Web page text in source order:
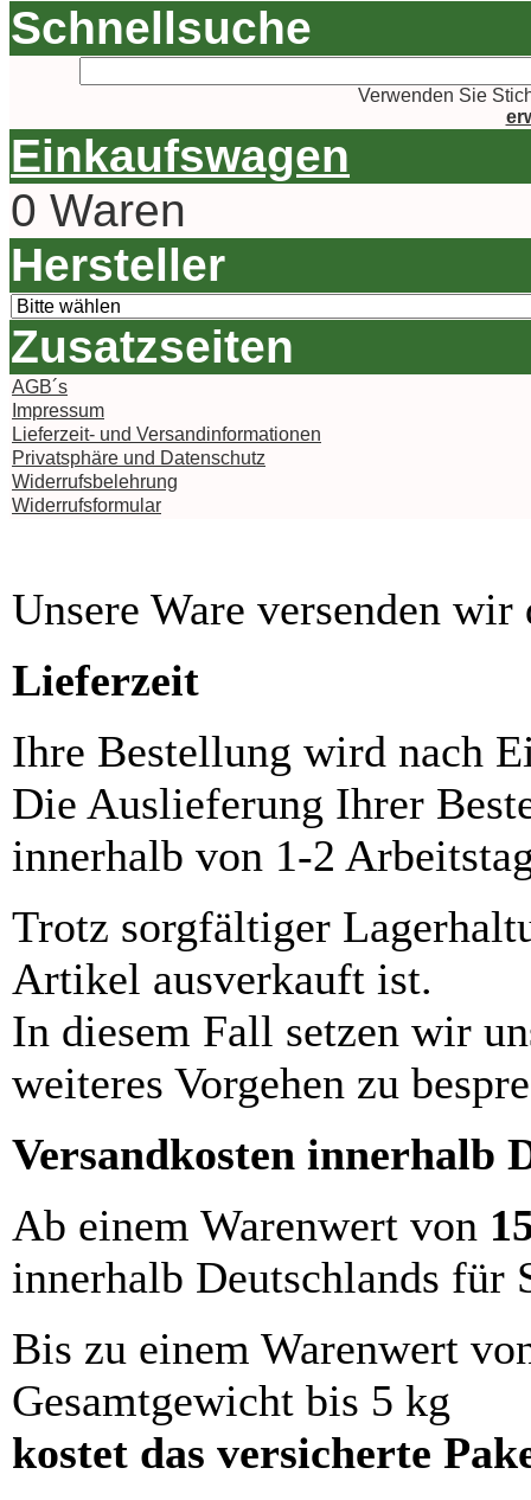
Schnellsuche
Verwenden Sie
Einkaufswagen
0 Waren
Hersteller
Zusatzseiten
AGB´s
Impressum
Lieferzeit- und Versandinformationen
Privatsphäre und Datenschutz
Widerrufsbelehrung
Widerrufsformular
Unsere Ware versenden
Lieferzeit
Ihre Bestellung wird nach
Die Auslieferung Ihrer
innerhalb von 1-2
Trotz sorgfältiger
Artikel ausverkauft ist.
In diesem Fall setzen wir
weiteres Vorgehen zu
Versandkosten innerhalb
Ab einem Warenwert von
innerhalb Deutschlands für
Bis zu einem Warenwert
Gesamtgewicht bis 5 kg
kostet das versicherte